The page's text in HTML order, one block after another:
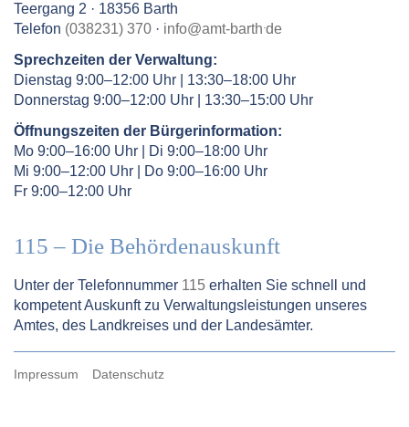
Teergang 2 · 18356 Barth
Telefon (038231) 370 · info@amt-barth.de
Sprechzeiten der Verwaltung:
Dienstag 9:00–12:00 Uhr | 13:30–18:00 Uhr
Donnerstag 9:00–12:00 Uhr | 13:30–15:00 Uhr
Öffnungszeiten der Bürgerinformation:
Mo 9:00–16:00 Uhr | Di 9:00–18:00 Uhr
Mi 9:00–12:00 Uhr | Do 9:00–16:00 Uhr
Fr 9:00–12:00 Uhr
115 – Die Behördenauskunft
Unter der Telefonnummer 115 erhalten Sie schnell und
kompetent Auskunft zu Verwaltungsleistungen unseres
Amtes, des Landkreises und der Landesämter.
Impressum Datenschutz